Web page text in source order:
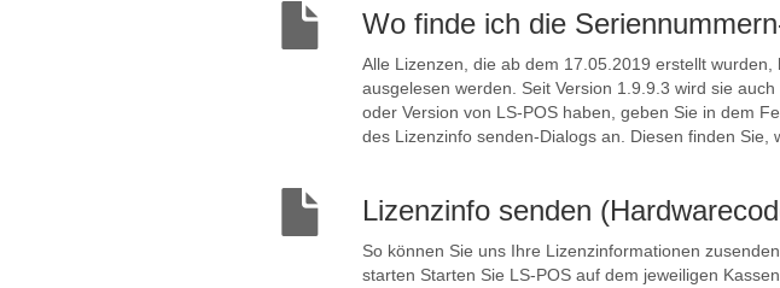
Wo finde ich die
Alle Lizenzen, die ab dem 17.05.2019 erstellt
ausgelesen werden. Seit Version 1.9.9.3 wird sie
oder Version von LS-POS haben, geben Sie in dem
des Lizenzinfo senden-Dialogs an. Diesen finden Sie,
Lizenzinfo senden
So können Sie uns Ihre Lizenzinformationen
starten Starten Sie LS-POS auf dem jeweiligen